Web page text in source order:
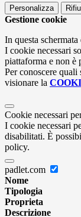
Personalizza
Gestione cookie
In questa
I cookie necessari
piattaforma e non è
Per conoscere
visionare la
Cookie necessari
I cookie necessari
disabilitati. È
policy.
padlet.com
Nome
Tipologia
Proprieta
Descrizione